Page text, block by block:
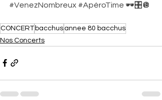
#VenezNombreux #ApéroTime 🕶️🎛️🪩
CONCERT bacchus annee 80 bacchus
Nos Concerts